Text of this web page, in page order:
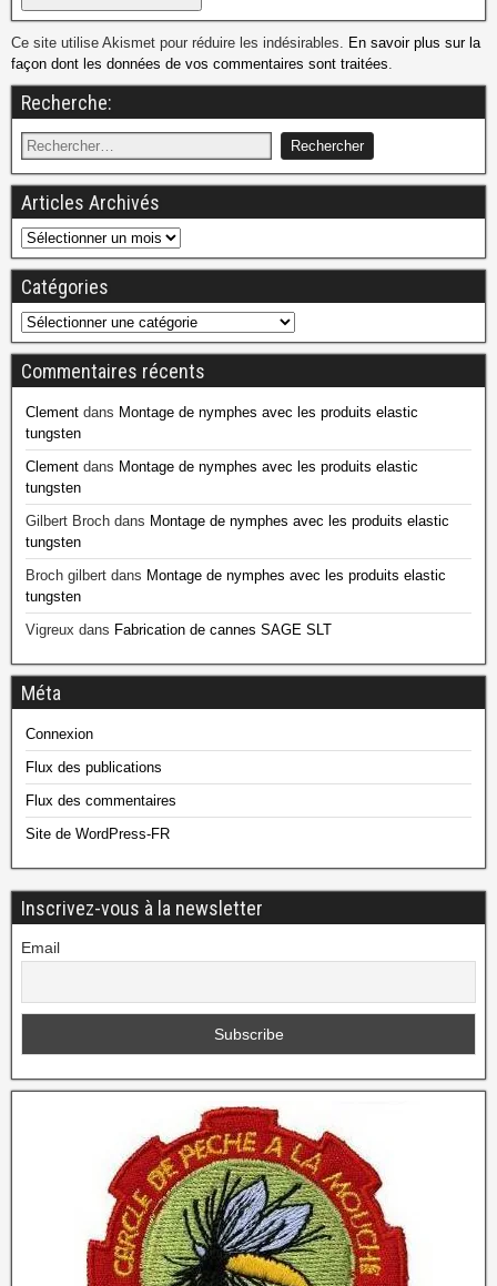
Ce site utilise Akismet pour réduire les indésirables. En savoir plus sur la
façon dont les données de vos commentaires sont traitées.
Recherche:
Articles Archivés
Catégories
Commentaires récents
Clement dans Montage de nymphes avec les produits elastic
tungsten
Clement dans Montage de nymphes avec les produits elastic
tungsten
Gilbert Broch dans Montage de nymphes avec les produits elastic
tungsten
Broch gilbert dans Montage de nymphes avec les produits elastic
tungsten
Vigreux dans Fabrication de cannes SAGE SLT
Méta
Connexion
Flux des publications
Flux des commentaires
Site de WordPress-FR
Inscrivez-vous à la newsletter
Email